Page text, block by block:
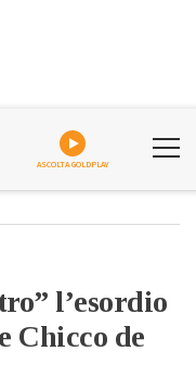
ASCOLTA GOLDPLAY
l’esordio
Chicco de